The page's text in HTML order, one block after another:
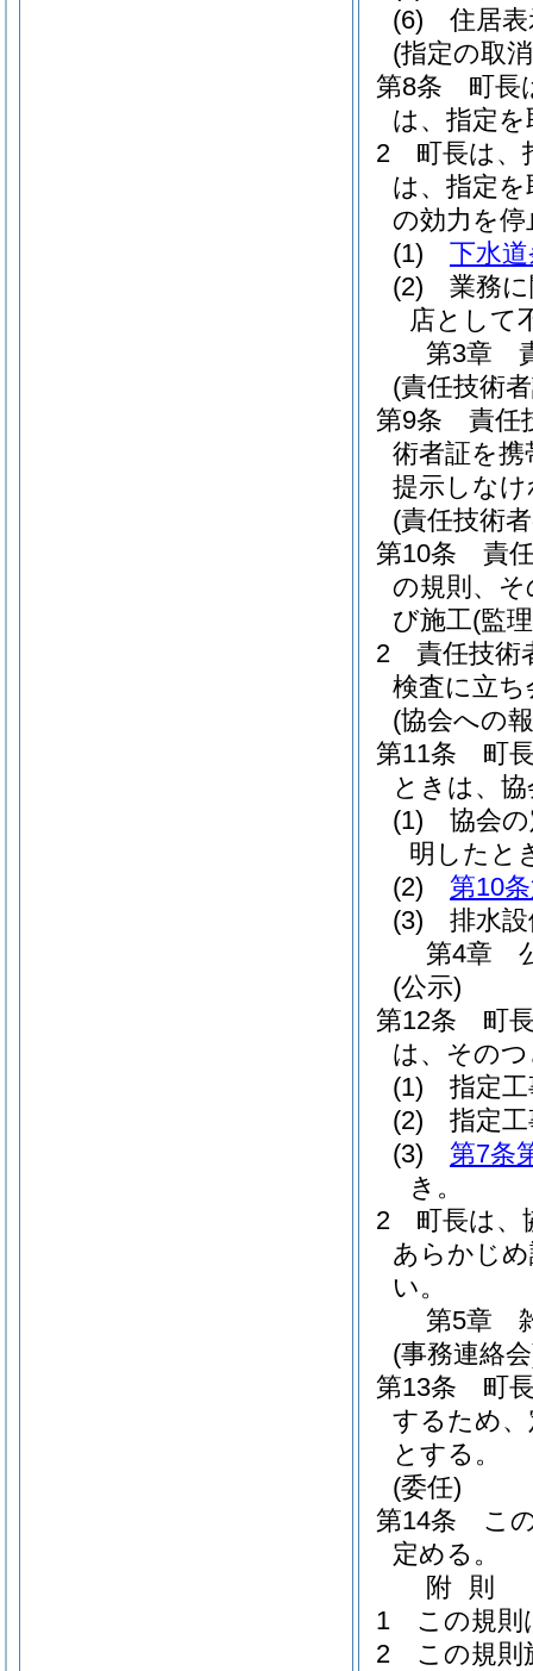
(6)
住居
(指定の取
第8条
町長
は、指定
2
町長は、
は、指定
の効力を
(1)
下水
(2)
業務
店として
第3章
(責任技術
第9条
責任
術者証を
提示しな
(責任技術
第10条
責
の規則、
び施工(監
2
責任技術
検査に立
(協会への
第11条
町
ときは、
(1)
協会
明したと
(2)
第10
(3)
排水
第4章
(公示)
第12条
町
は、その
(1)
指定
(2)
指定
(3)
第7条
き。
2
町長は、
あらかじ
い。
第5章
(事務連絡
第13条
町
するため
とする。
(委任)
第14条
こ
定める。
附 則
1
この規則
2
この規則